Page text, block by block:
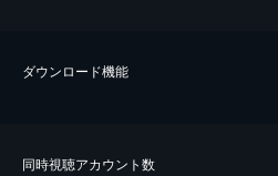
ダウンロード機能
同時視聴アカウント数